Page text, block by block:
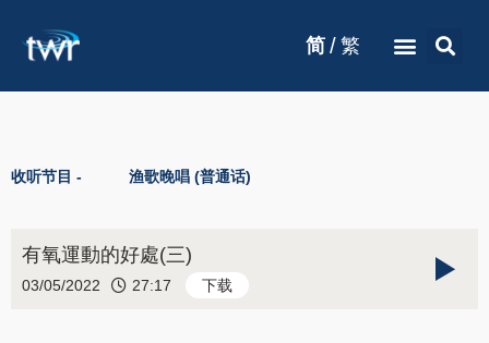
简 / 繁
收听节目 - 渔歌晚唱 (普通话)
有氧運動的好處(三)
03/05/2022 27:17 下载